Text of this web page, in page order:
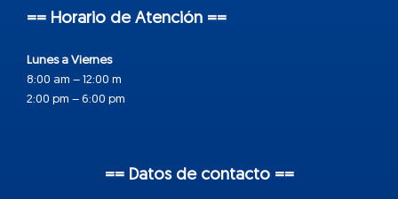
== Horario de Atención ==
Lunes a Viernes
8:00 am – 12:00 m
2:00 pm – 6:00 pm
== Datos de contacto ==